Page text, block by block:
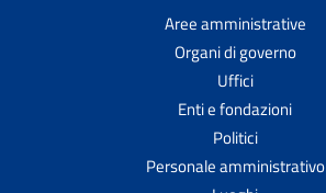
Aree amministrative
Organi di governo
Uffici
Enti e fondazioni
Politici
Personale amministrativo